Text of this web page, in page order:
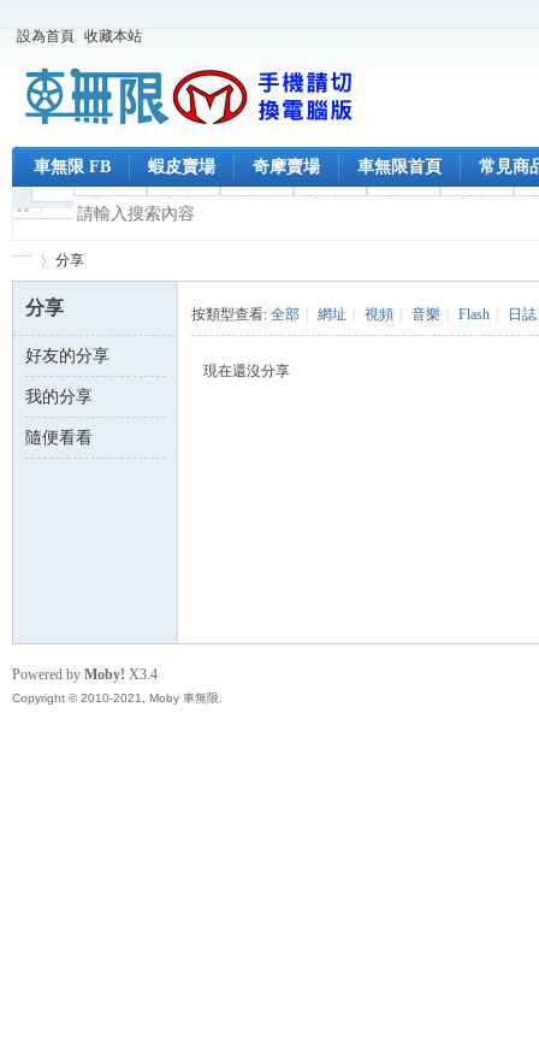
設為首頁 收藏本站
車無限 FB 蝦皮賣場 奇摩賣場 車無限首頁 常見商
車 ›
分享
分享
好友的分享
我的分享
隨便看看
按類型查看: 全部 網址 視頻 音樂 Flash 日誌
現在還沒分享
Powered by Moby! X3.4
Copyright © 2010-2021, Moby 車無限.